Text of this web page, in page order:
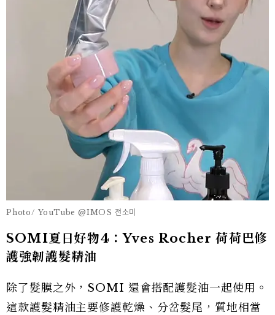
Photo/ YouTube @IMOS 전소미
SOMI夏日好物4：Yves Rocher 荷荷巴修
護強韌護髮精油
除了髮膜之外，SOMI 還會搭配護髮油一起使用。
這款護髮精油主要修護乾燥、分岔髮尾，質地相當